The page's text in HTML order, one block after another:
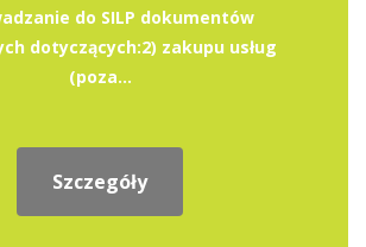
do SILP dokumentów
dotyczących:2) zakupu usług
(poza...
Szczegóły